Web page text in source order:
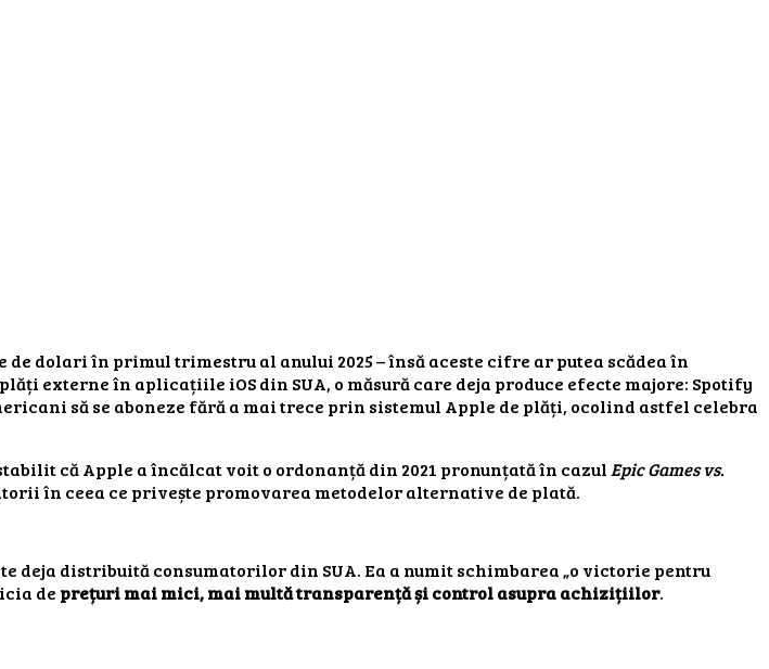
dolari în primul trimestru al anului 2025 – însă aceste cifre ar putea scădea în
externe în aplicațiile iOS din SUA, o măsură care deja produce efecte majore: Spotify
să se aboneze fără a mai trece prin sistemul Apple de plăți, ocolind astfel celebra
că Apple a încălcat voit o ordonanță din 2021 pronunțată în cazul Epic Games vs.
în ceea ce privește promovarea metodelor alternative de plată.
distribuită consumatorilor din SUA. Ea a numit schimbarea „o victorie pentru
de prețuri mai mici, mai multă transparență și control asupra achizițiilor.